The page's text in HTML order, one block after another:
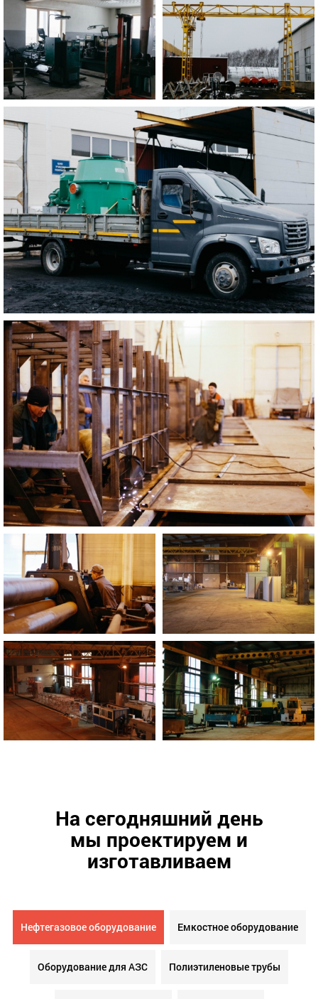
На сегодняшний день
мы проектируем и
изготавливаем
Нефтегазовое оборудование Емкостное оборудование
Оборудование для АЗС Полиэтиленовые трубы